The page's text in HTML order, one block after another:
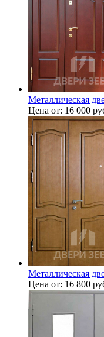
Металлическая
Цена от: 16 000
Металлическая
Цена от: 16 800